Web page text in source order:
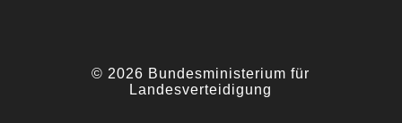
© 2026 Bundesministerium für
Landesverteidigung